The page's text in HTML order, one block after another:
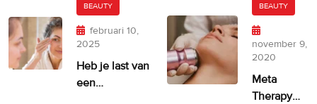
BEAUTY
februari 10,
2025
Heb je last van
een
BEAUTY
november 9,
2020
Meta
Therapy